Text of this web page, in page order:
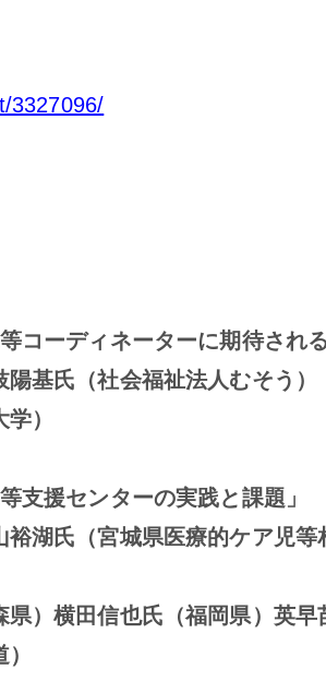
3327096/
コーディネーターに期待される
基氏（社会福祉法人むそう）
）
支援センターの実践と課題」
湖氏（宮城県医療的ケア児等
）横田信也氏（福岡県）英早